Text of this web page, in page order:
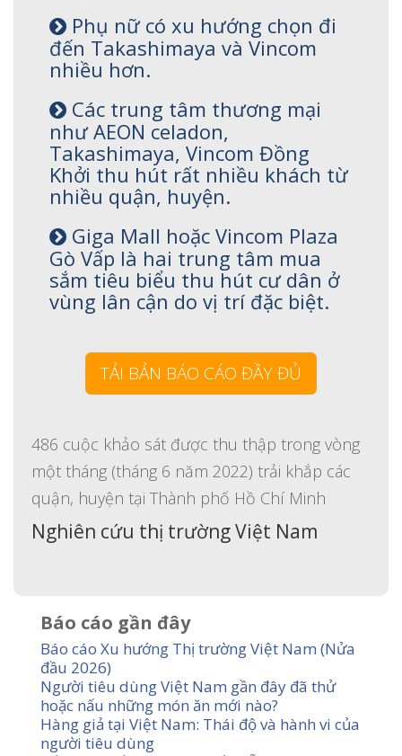
Phụ nữ có xu hướng chọn đi
đến Takashimaya và Vincom
nhiều hơn.
Các trung tâm thương mại
như AEON celadon,
Takashimaya, Vincom Đồng
Khởi thu hút rất nhiều khách từ
nhiều quận, huyện.
Giga Mall hoặc Vincom Plaza
Gò Vấp là hai trung tâm mua
sắm tiêu biểu thu hút cư dân ở
vùng lân cận do vị trí đặc biệt.
TẢI BẢN BÁO CÁO ĐẦY ĐỦ
486 cuộc khảo sát được thu thập trong vòng
một tháng (tháng 6 năm 2022) trải khắp các
quận, huyện tại Thành phố Hồ Chí Minh
Nghiên cứu thị trường Việt Nam
Báo cáo gần đây
Báo cáo Xu hướng Thị trường Việt Nam (Nửa
đầu 2026)
Người tiêu dùng Việt Nam gần đây đã thử
hoặc nấu những món ăn mới nào?
Hàng giả tại Việt Nam: Thái độ và hành vi của
người tiêu dùng